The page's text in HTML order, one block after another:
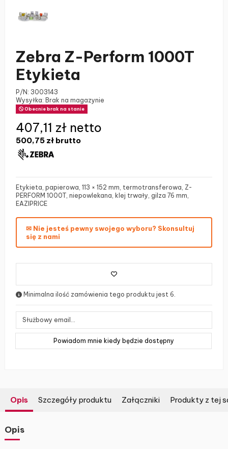
Zebra Z-Perform 1000T
Etykieta
P/N: 3003143
Wysyłka: Brak na magazynie
Obecnie brak na stanie
500,75 zł brutto
407,11 zł netto
Etykieta, papierowa, 113 × 152 mm, termotransferowa, Z-
PERFORM 1000T, niepowlekana, klej trwały, gilza 76 mm,
EAZIPRICE
✉ Nie jesteś pewny swojego wyboru? Skonsultuj
się z nami
Minimalna ilość zamówienia tego produktu jest 6.
Opis Szczegóły produktu Załączniki Produkty z tej
Opis